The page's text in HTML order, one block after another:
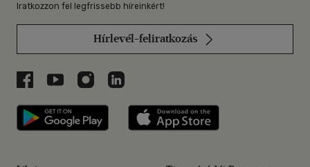
Iratkozzon fel legfrissebb híreinkért!
Hírlevél-feliratkozás
Libri a Facebookon
Libri a Youtube-on
Libri az Instagramon
Libri a LinkedInen
Libri applikáció Szerezd meg: Google